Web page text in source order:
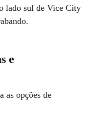
lado sul de Vice City
e
as opções de